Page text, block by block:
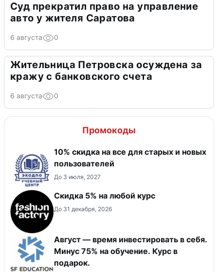
Суд прекратил право на управление
авто у жителя Саратова
6 августа 0
Жительница Петровска осуждена за
кражу с банковского счета
6 августа 0
Промокоды
10% скидка на все для старых и новых
пользователей
До 3 июля, 2027
Скидка 5% на любой курс
До 31 декабря, 2026
Август — время инвестировать в себя.
Минус 75% на обучение. Курс в
подарок.